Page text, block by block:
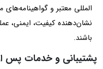
المللی معتبر و گواهینامه‌های
نشان‌دهنده کیفیت، ایمنی،
باشند.
پشتیبانی و خدمات پس